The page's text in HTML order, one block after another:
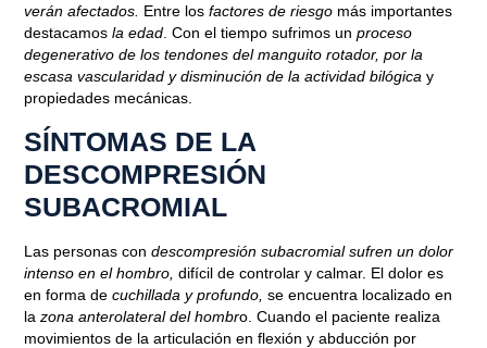
¿QUÉ CAUSA LA
DESCOMPRESIÓN
SUBACROMIAL?
verán afectados. Entre losfactores de riesgo más importantes
destacamos la edad. Con el tiempo sufrimos unproceso
degenerativo de los tendones del manguito rotador, por la
escasa vascularidad y disminución de la actividad bilógica y
propiedades mecánicas.
SÍNTOMAS DE LA
DESCOMPRESIÓN
SUBACROMIAL
Las personas condescompresión subacromial sufren un dolor
intenso en el hombro, difícil de controlar y calmar. El dolor es
en forma decuchillada y profundo, se encuentra localizado en
lazona anterolateral del hombro. Cuando el paciente realiza
movimientos de la articulación en flexión y abducción por